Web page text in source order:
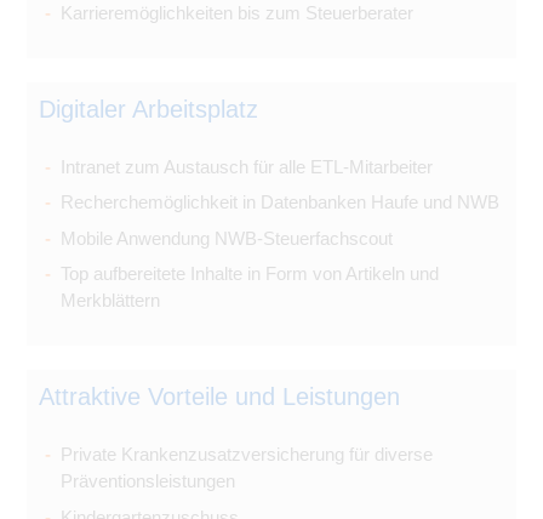
Karrieremöglichkeiten bis zum Steuerberater
Digitaler Arbeitsplatz
Intranet zum Austausch für alle ETL-Mitarbeiter
Recherchemöglichkeit in Datenbanken Haufe und NWB
Mobile Anwendung NWB-Steuerfachscout
Top aufbereitete Inhalte in Form von Artikeln und
Merkblättern
Attraktive Vorteile und Leistungen
Private Krankenzusatzversicherung für diverse
Präventionsleistungen